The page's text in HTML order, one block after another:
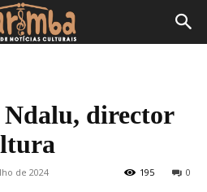
director
de 2024 0
195